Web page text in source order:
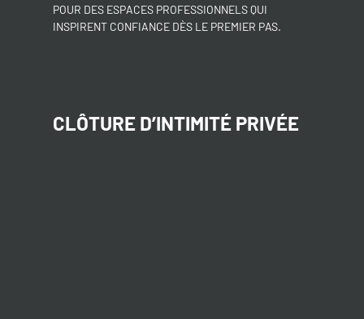
POUR DES ESPACES PROFESSIONNELS QUI
INSPIRENT CONFIANCE DÈS LE PREMIER PAS.
CLÔTURE D’INTIMITÉ PRIVÉE